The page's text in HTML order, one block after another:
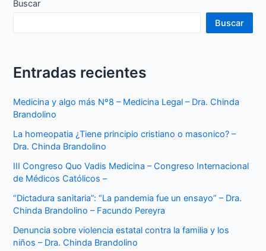
Buscar
Buscar
Entradas recientes
Medicina y algo más Nº8 – Medicina Legal – Dra. Chinda
Brandolino
La homeopatia ¿Tiene principio cristiano o masonico? –
Dra. Chinda Brandolino
III Congreso Quo Vadis Medicina – Congreso Internacional
de Médicos Católicos –
“Dictadura sanitaria”: “La pandemia fue un ensayo” – Dra.
Chinda Brandolino – Facundo Pereyra
Denuncia sobre violencia estatal contra la familia y los
niños – Dra. Chinda Brandolino